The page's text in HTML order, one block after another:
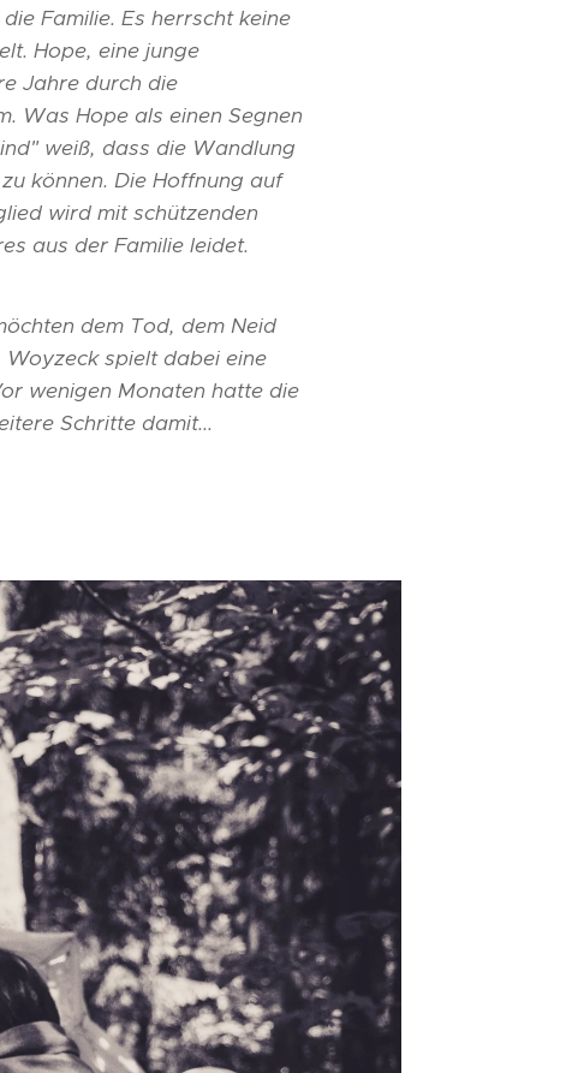
Familie. Es herrscht keine
Hope, eine junge
Jahre durch die
Was Hope als einen Segnen
weiß, dass die Wandlung
können. Die Hoffnung auf
wird mit schützenden
aus der Familie leidet.
dem Tod, dem Neid
spielt dabei eine
wenigen Monaten hatte die
Schritte damit...